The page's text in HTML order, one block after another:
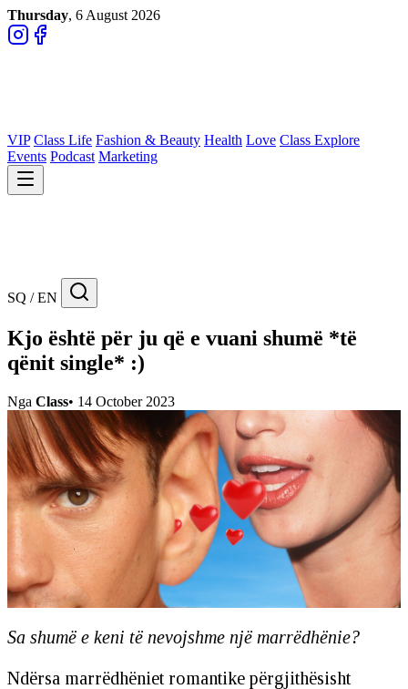
Thursday, 6 August 2026
VIP Class Life Fashion & Beauty Health Love Class Explore
Events Podcast Marketing
SQ / EN
Kjo është për ju që e vuani shumë *të
qënit single* :)
Nga Class• 14 October 2023
Sa shumë e keni të nevojshme një marrëdhënie?
Ndërsa marrëdhëniet romantike përgjithësisht